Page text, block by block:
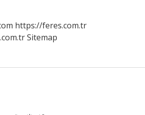
https://feres.com.tr
Sitemap